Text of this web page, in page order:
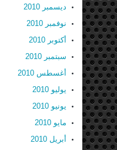
ديسمبر 2010
نوفمبر 2010
أكتوبر 2010
سبتمبر 2010
أغسطس 2010
يوليو 2010
يونيو 2010
مايو 2010
أبريل 2010